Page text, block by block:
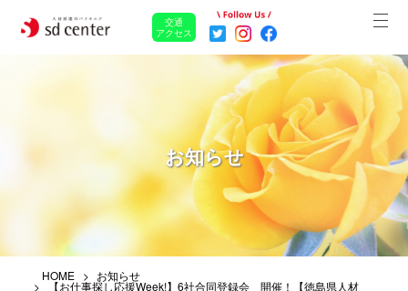
交通
アクセス
お知らせ
HOME お知らせ
【お仕事探し応援Week!】6社合同登録会 開催！【徳島県人材